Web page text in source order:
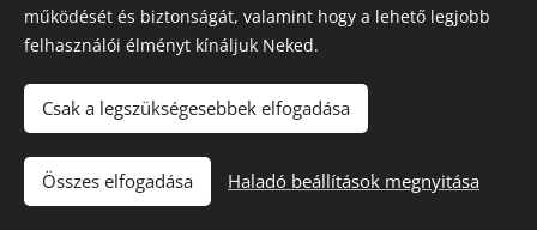
"Iránytű a fuvarozásban!"
Tacho Center
működését és biztonságát, valamint hogy a lehető legjobb
felhasználói élményt kínáljuk Neked.
Csak a legszükségesebbek elfogadása
Összes elfogadása Haladó beállítások megnyitása